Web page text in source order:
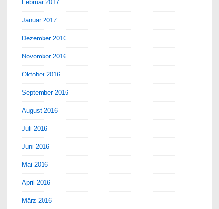
Februar 2017
Januar 2017
Dezember 2016
November 2016
Oktober 2016
September 2016
August 2016
Juli 2016
Juni 2016
Mai 2016
April 2016
März 2016